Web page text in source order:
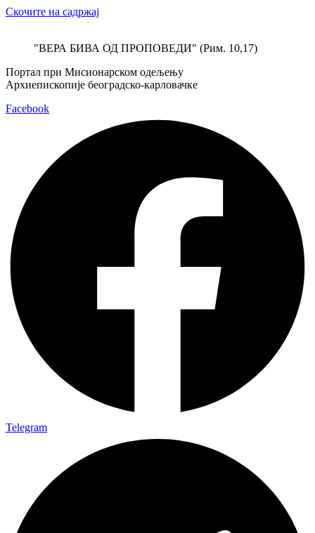
Скочите на садржај
"ВЕРА БИВА ОД ПРОПОВЕДИ" (Рим. 10,17)
Портал при Мисионарском одељењу
Архиепископије београдско-карловачке
Facebook
Telegram